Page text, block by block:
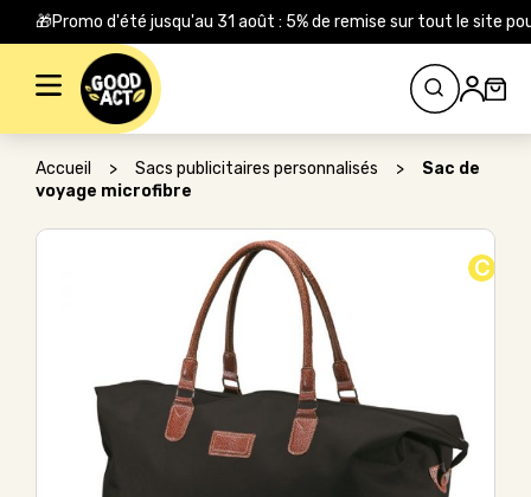
🎁Promo d'été jusqu'au 31 août : 5% de remise sur tout le site
Rechercher :
Accueil > Sacs publicitaires personnalisés >
Sac de
voyage microfibre
C